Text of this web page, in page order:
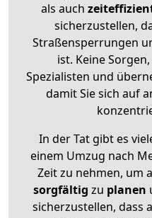
als auch
sicherzustellen,
Straßensperrungen
ist. Keine
Spezialisten und
damit Sie sich auf
In der Tat gibt es
einem Umzug nach
Zeit zu nehmen, um
sorgfältig zu planen
sicherzustellen, dass